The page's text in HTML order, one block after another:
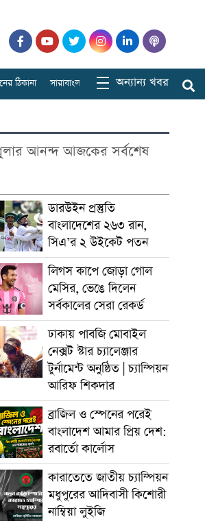
ঠিকানা সারাবাংলার চিত্র খেলাধুলার আনন্দ
অন্যান্য খবর
আনন্দ আজকের সর্বশেষ
ডারউইন প্রস্তুতি
বাংলাদেশের ২৬৩ রান,
সিএ’র ২ উইকেট পতন
লিগস কাপে জোড়া গোল
মেসির, ভেঙে দিলেন
সর্বকালের সেরা রেকর্ড
ঢাকায় পাবজি মোবাইল
নেক্সট স্টার চ্যালেঞ্জার
টুর্নামেন্ট অনুষ্ঠিত | চ্যাম্পিয়ন
আরিফ শিকদার
ব্রাজিল ও স্পেনের পরেই
বাংলাদেশ আমার প্রিয় দেশ:
রবার্তো কার্লোস
কারাতেতে জাতীয় চ্যাম্পিয়ন
মধুপুরের আদিবাসী কিশোরী
নাম্বিয়া লুইজি